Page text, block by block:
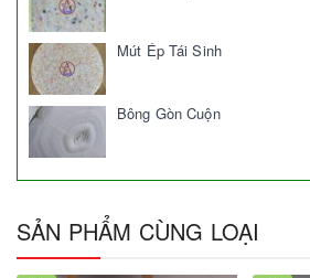
Mút Ép Tái Sinh
Bông Gòn Cuộn
SẢN PHẨM CÙNG LOẠI